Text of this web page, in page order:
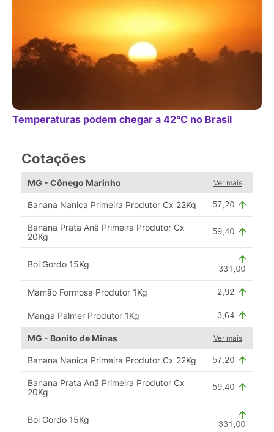
Temperaturas podem chegar a 42°C no Brasil
Cotações
MG - Cônego Marinho Ver mais
Banana Nanica Primeira Produtor Cx 22Kg
Banana Prata Anã Primeira Produtor Cx
20Kg
Boi Gordo 15Kg
Mamão Formosa Produtor 1Kg
Manga Palmer Produtor 1Kg
MG - Bonito de Minas Ver mais
Banana Nanica Primeira Produtor Cx 22Kg
Banana Prata Anã Primeira Produtor Cx
20Kg
Boi Gordo 15Kg